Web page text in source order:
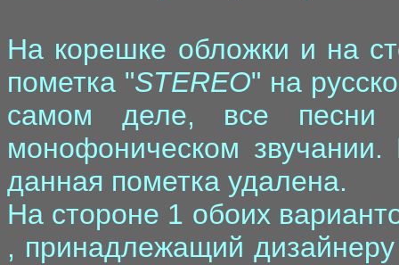
На корешке обложки и на
пометка "STEREO" на
самом деле, все песни
монофоническом
данная пометка удалена.
На стороне 1 обоих
, принадлежащий